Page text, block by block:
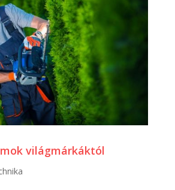
világmárkáktól